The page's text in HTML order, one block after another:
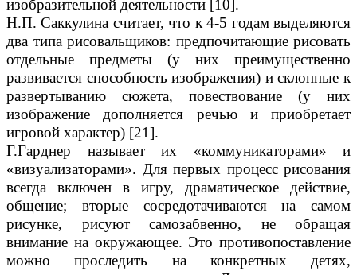
изобразительной деятельности [10].
Н.П. Саккулина считает, что к 4-5 годам выделяются
два типа рисовальщиков: предпочитающие рисовать
отдельные предметы (у них преимущественно
развивается способность изображения) и склонные к
развертыванию сюжета, повествование (у них
изображение дополняется речью и приобретает
игровой характер) [21].
Г.Гарднер называет их «коммуникаторами» и
«визуализаторами». Для первых процесс рисования
всегда включен в игру, драматическое действие,
общение; вторые сосредотачиваются на самом
рисунке, рисуют самозабвенно, не обращая
внимание на окружающее. Это противопоставление
можно проследить на конкретных детях,